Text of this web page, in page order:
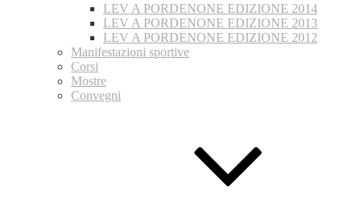
LEV A PORDENONE EDIZIONE 2014
LEV A PORDENONE EDIZIONE 2013
LEV A PORDENONE EDIZIONE 2012
Manifestazioni sportive
Corsi
Mostre
Convegni